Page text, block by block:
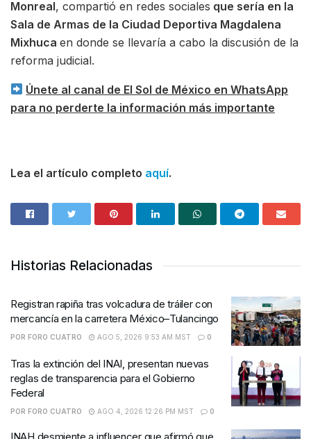
Monreal, compartió en redes sociales que sería en la
Sala de Armas de la Ciudad Deportiva Magdalena
Mixhuca en donde se llevaría a cabo la discusión de la
reforma judicial.
Únete al canal de El Sol de México en WhatsApp
para no perderte la información más importante
Lea el artículo completo aquí.
Historias Relacionadas
Registran rapiña tras volcadura de tráiler con
mercancía en la carretera México–Tulancingo
POR FORO CUATRO AGO 5, 2026 9:53 AM MST 0
Tras la extinción del INAI, presentan nuevas
reglas de transparencia para el Gobierno
Federal
POR FORO CUATRO AGO 4, 2026 12:26 PM MST 0